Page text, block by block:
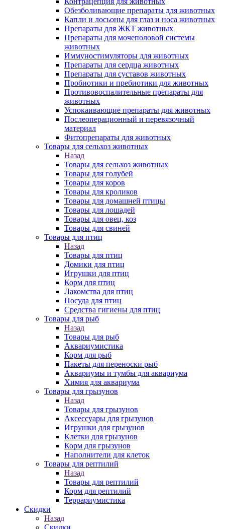
Обезболивающие препараты для животных
Капли и лосьоны для глаз и носа животных
Препараты для ЖКТ животных
Препараты для мочеполовой системы
животных
Иммуностимуляторы для животных
Препараты для сердца животных
Препараты для суставов животных
Пробиотики и пребиотики для животных
Противовоспалительные препараты для
животных
Успокаивающие препараты для животных
Послеоперационный и перевязочный
материал
Фитопрепараты для животных
Товары для сельхоз животных
Назад
Товары для сельхоз животных
Товары для голубей
Товары для коров
Товары для кроликов
Товары для домашней птицы
Товары для лошадей
Товары для овец, коз
Товары для свиней
Товары для птиц
Назад
Товары для птиц
Домики для птиц
Игрушки для птиц
Корм для птиц
Лакомства для птиц
Посуда для птиц
Средства гигиены для птиц
Товары для рыб
Назад
Товары для рыб
Аквариумистика
Корм для рыб
Пакеты для переноски рыб
Аквариумы и тумбы для аквариума
Химия для аквариума
Товары для грызунов
Назад
Товары для грызунов
Аксессуары для грызунов
Игрушки для грызунов
Клетки для грызунов
Корм для грызунов
Наполнители для клеток
Товары для рептилий
Назад
Товары для рептилий
Корм для рептилий
Террариумистика
Скидки
Назад
Скидки